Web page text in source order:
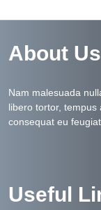
About Us
Nam malesuada
libero tortor, tempus
consequat eu feugiat
Useful